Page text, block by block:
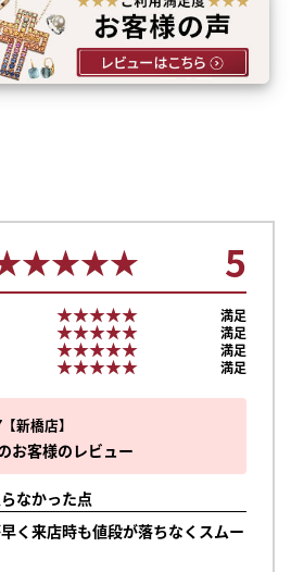
新橋店
お客様のレビュー
なかった点
く来店時も値段が落ちなくスムー
5
★★★★★
★★★★★
満足
★★★★★
★★★★★
満足
★★★★★
★★★★★
満足
★★★★★
★★★★★ 満足